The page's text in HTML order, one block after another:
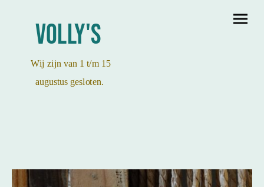
Volly's
Wij zijn van 1 t/m 15
augustus gesloten.